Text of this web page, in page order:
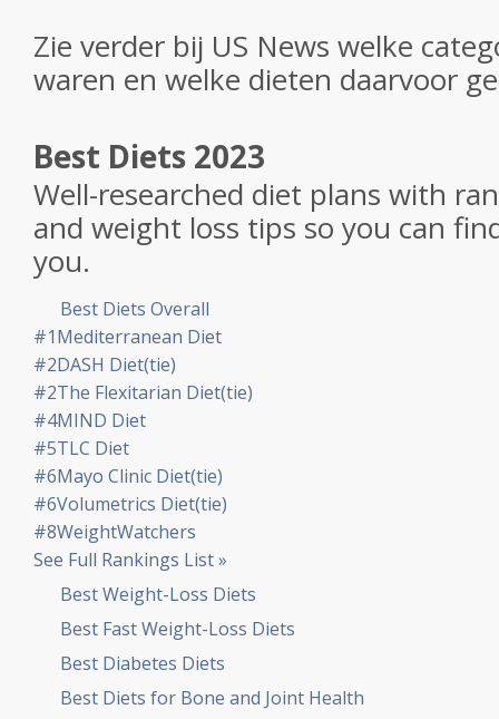
Zie verder bij US News welke
waren en welke dieten daarvoor
Best Diets 2023
Well-researched diet plans with
and weight loss tips so you can
you.
Best Diets Overall
#1Mediterranean Diet
#2DASH Diet(tie)
#2The Flexitarian Diet(tie)
#4MIND Diet
#5TLC Diet
#6Mayo Clinic Diet(tie)
#6Volumetrics Diet(tie)
#8WeightWatchers
See Full Rankings List »
Best Weight-Loss Diets
Best Fast Weight-Loss Diets
Best Diabetes Diets
Best Diets for Bone and Joint Health